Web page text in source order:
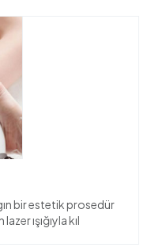
bir estetik prosedür
ışığıyla kıl